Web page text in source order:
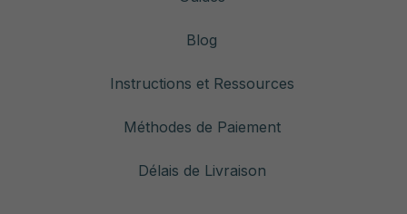
Blog
Instructions et Ressources
Méthodes de Paiement
Délais de Livraison